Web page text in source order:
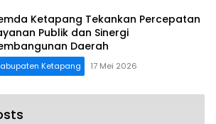
Ketapang Tekankan Percepatan
Publik dan Sinergi
Daerah
Ketapang 17 Mei 2026